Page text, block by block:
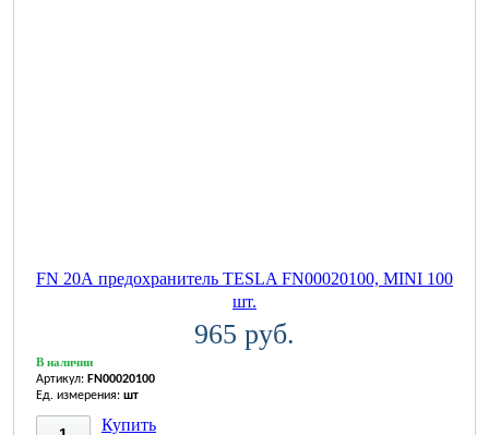
FN 20А предохранитель TESLA FN00020100, MINI 100
шт.
965 руб.
В наличии
Артикул: FN00020100
Ед. измерения: шт
Купить